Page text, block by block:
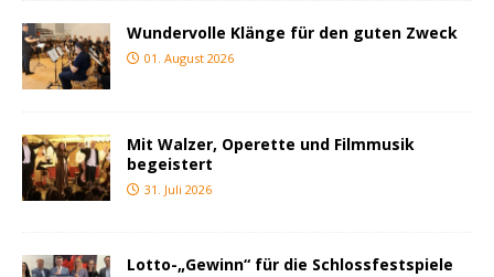
Wundervolle Klänge für den guten Zweck
01. August 2026
Mit Walzer, Operette und Filmmusik
begeistert
31. Juli 2026
Lotto-„Gewinn“ für die Schlossfestspiele